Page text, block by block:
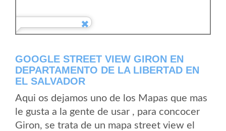
GOOGLE STREET VIEW GIRON EN
DEPARTAMENTO DE LA LIBERTAD EN
EL SALVADOR
Aqui os dejamos uno de los Mapas que mas
le gusta a la gente de usar , para concocer
Giron, se trata de un mapa street view el